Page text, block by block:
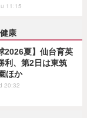
11:15
康
2026夏】仙台育英
利、第2日は東筑
ほか
20:32